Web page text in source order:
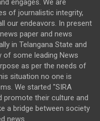
engages. We are
of journalistic integrity,
our endeavors. In present
paper and news
in Telangana State and
of some leading News
as per the needs of
situation no one is
We started "SIRA
promote their culture and
a bridge between society
news.